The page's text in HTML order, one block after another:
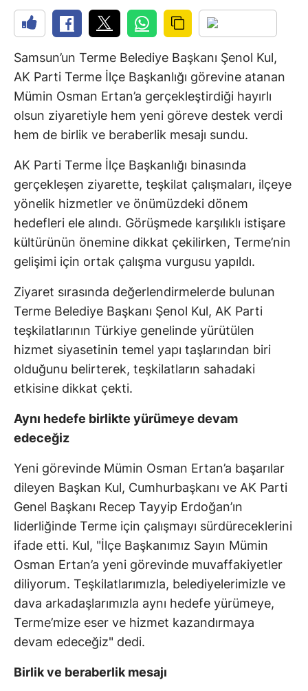
Samsun’un Terme Belediye Başkanı Şenol Kul,
AK Parti Terme İlçe Başkanlığı görevine atanan
Mümin Osman Ertan’a gerçekleştirdiği hayırlı
olsun ziyaretiyle hem yeni göreve destek verdi
hem de birlik ve beraberlik mesajı sundu.
AK Parti Terme İlçe Başkanlığı binasında
gerçekleşen ziyarette, teşkilat çalışmaları, ilçeye
yönelik hizmetler ve önümüzdeki dönem
hedefleri ele alındı. Görüşmede karşılıklı istişare
kültürünün önemine dikkat çekilirken, Terme’nin
gelişimi için ortak çalışma vurgusu yapıldı.
Ziyaret sırasında değerlendirmelerde bulunan
Terme Belediye Başkanı Şenol Kul, AK Parti
teşkilatlarının Türkiye genelinde yürütülen
hizmet siyasetinin temel yapı taşlarından biri
olduğunu belirterek, teşkilatların sahadaki
etkisine dikkat çekti.
Aynı hedefe birlikte yürümeye devam
edeceğiz
Yeni görevinde Mümin Osman Ertan’a başarılar
dileyen Başkan Kul, Cumhurbaşkanı ve AK Parti
Genel Başkanı Recep Tayyip Erdoğan’ın
liderliğinde Terme için çalışmayı sürdüreceklerini
ifade etti. Kul, "İlçe Başkanımız Sayın Mümin
Osman Ertan’a yeni görevinde muvaffakiyetler
diliyorum. Teşkilatlarımızla, belediyelerimizle ve
dava arkadaşlarımızla aynı hedefe yürümeye,
Terme’mize eser ve hizmet kazandırmaya
devam edeceğiz" dedi.
Birlik ve beraberlik mesajı